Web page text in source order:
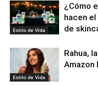
Estilo de Vida
¿Cómo
hacen
de
Estilo de Vida
Rahua,
Amazon